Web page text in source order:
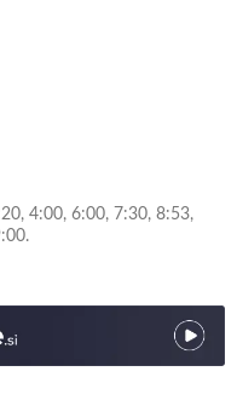
4:00, 6:00, 7:30, 8:53,